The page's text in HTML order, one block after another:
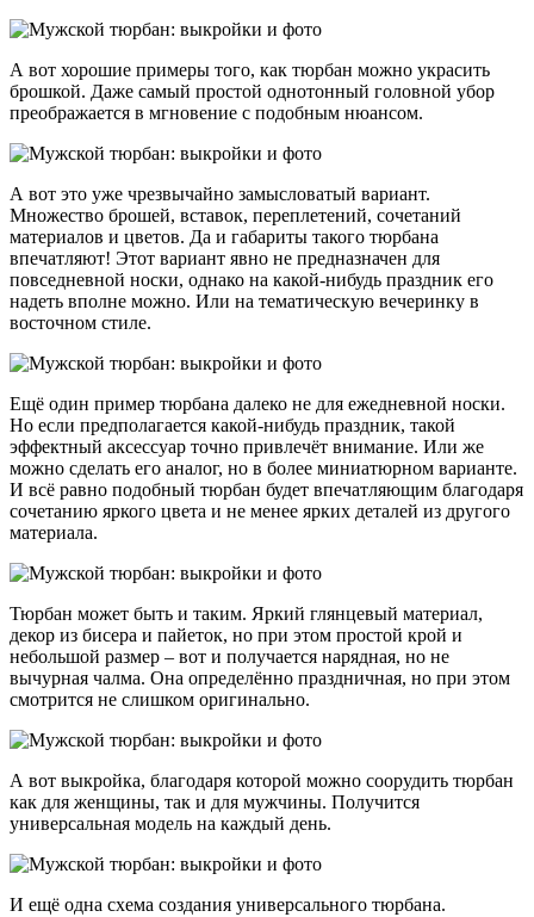
А вот хорошие примеры того, как тюрбан можно украсить
брошкой. Даже самый простой однотонный головной убор
преображается в мгновение с подобным нюансом.
А вот это уже чрезвычайно замысловатый вариант.
Множество брошей, вставок, переплетений, сочетаний
материалов и цветов. Да и габариты такого тюрбана
впечатляют! Этот вариант явно не предназначен для
повседневной носки, однако на какой-нибудь праздник его
надеть вполне можно. Или на тематическую вечеринку в
восточном стиле.
Ещё один пример тюрбана далеко не для ежедневной носки.
Но если предполагается какой-нибудь праздник, такой
эффектный аксессуар точно привлечёт внимание. Или же
можно сделать его аналог, но в более миниатюрном варианте.
И всё равно подобный тюрбан будет впечатляющим благодаря
сочетанию яркого цвета и не менее ярких деталей из другого
материала.
Тюрбан может быть и таким. Яркий глянцевый материал,
декор из бисера и пайеток, но при этом простой крой и
небольшой размер – вот и получается нарядная, но не
вычурная чалма. Она определённо праздничная, но при этом
смотрится не слишком оригинально.
А вот выкройка, благодаря которой можно соорудить тюрбан
как для женщины, так и для мужчины. Получится
универсальная модель на каждый день.
И ещё одна схема создания универсального тюрбана.